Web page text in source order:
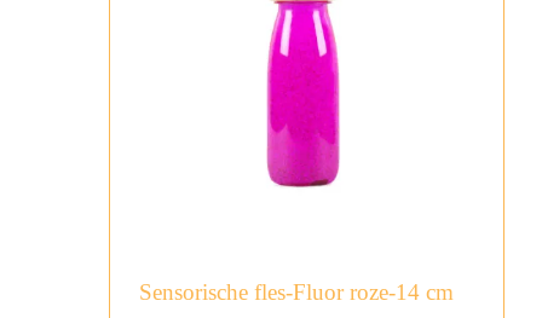
Sensorische fles-Fluor roze-14 cm